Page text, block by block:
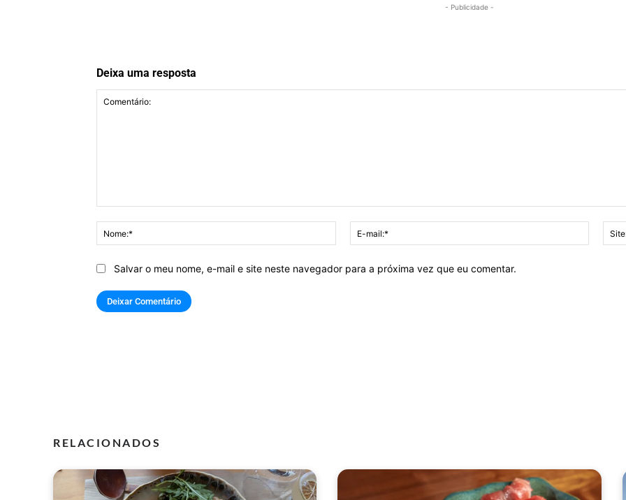
- Publicidade -
Deixa uma resposta
Nome:*
mail:*
Salvar o meu nome, e-mail e site neste navegador para a próxima vez que eu comentar.
RELACIONADOS